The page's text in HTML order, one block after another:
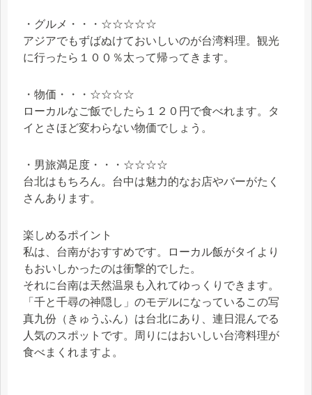
・グルメ・・・☆☆☆☆☆
アジアでもずばぬけておいしいのが台湾料理。観光
に行ったら１００％太って帰ってきます。
・物価・・・☆☆☆☆
ローカルなご飯でしたら１２０円で食べれます。タ
イとさほど変わらない物価でしょう。
・男旅満足度・・・☆☆☆☆
台北はもちろん。台中は魅力的なお店やバーがたく
さんあります。
楽しめるポイント
私は、台南がおすすめです。ローカル飯がタイより
もおいしかったのは衝撃的でした。
それに台南は天然温泉も入れてゆっくりできます。
「千と千尋の神隠し」のモデルになっているこの写
真九份（きゅうふん）は台北にあり、連日混んでる
人気のスポットです。周りにはおいしい台湾料理が
食べまくれますよ。